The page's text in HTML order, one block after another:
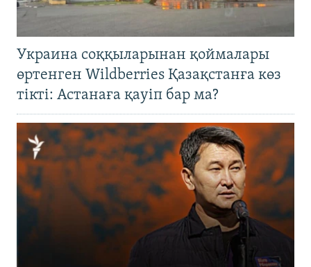
Украина соққыларынан қоймалары
өртенген Wildberries Қазақстанға көз
тікті: Астанаға қауіп бар ма?